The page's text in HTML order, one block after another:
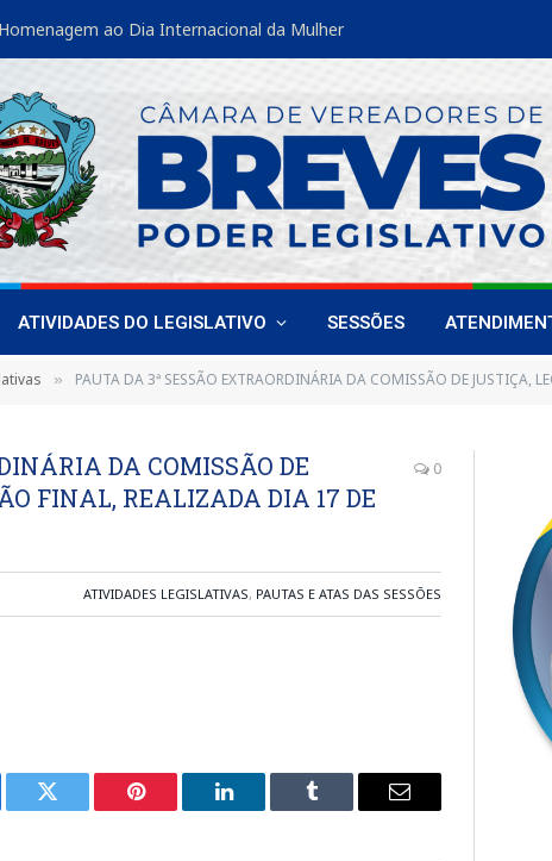
ao Dia Internacional da Mulher
ATIVIDADES DO LEGISLATIVO SESSÕES
» PAUTA DA 3ª SESSÃO EXTRAORDINÁRIA DA COMISSÃO DE JUSTIÇA, LEGISLAÇÃO E
DA COMISSÃO DE
FINAL, REALIZADA DIA 17 DE
0
ATIVIDADES LEGISLATIVAS, PAUTAS E ATAS DAS SESSÕES
Twitter Pinterest LinkedIn Tumblr
E-